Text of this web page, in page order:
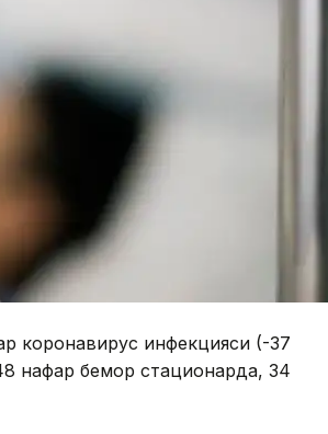
коронавирус инфекцияси (-37
нафар бемор стационарда, 34